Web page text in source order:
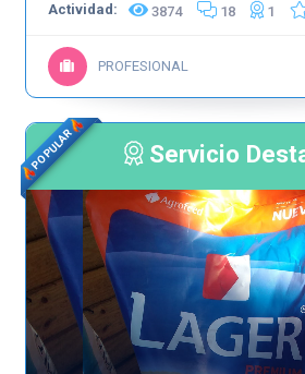
Actividad: 3874 18 1
PROFESIONAL
POPULAR Servicio